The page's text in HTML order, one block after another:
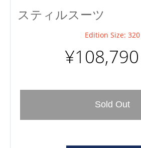
スティルスーツ
Edition Size: 320
¥108,790
Sold Out